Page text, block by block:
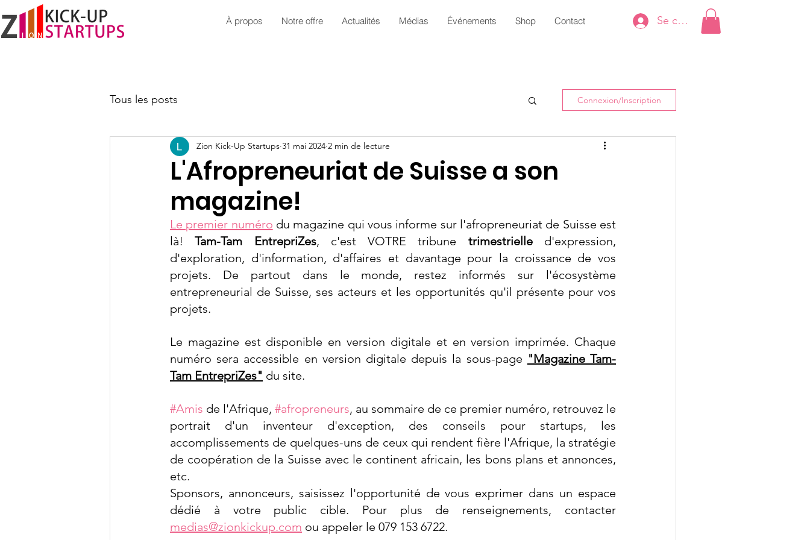
À propos Notre offre Actualités Médias Événements Shop Contact Se connecter
Tous les posts Connexion/Inscription
L'Afropreneuriat de Suisse a son
magazine!
Zion Kick-Up Startups 31 mai 2024 2 min de lecture
Le premier numéro du magazine qui vous informe sur l'afropreneuriat de Suisse est
là! Tam-Tam EntrepriZes, c'est VOTRE tribune trimestrielle d'expression,
d'exploration, d'information, d'affaires et davantage pour la croissance de vos
projets. De partout dans le monde, restez informés sur l'écosystème
entrepreneurial de Suisse, ses acteurs et les opportunités qu'il présente pour vos
projets.
Le magazine est disponible en version digitale et en version imprimée. Chaque
numéro sera accessible en version digitale depuis la sous-page "Magazine Tam-
Tam EntrepriZes" du site.
#Amis de l'Afrique, #afropreneurs, au sommaire de ce premier numéro, retrouvez le
portrait d'un inventeur d'exception, des conseils pour startups, les
accomplissements de quelques-uns de ceux qui rendent fière l'Afrique, la stratégie
de coopération de la Suisse avec le continent africain, les bons plans et annonces,
etc.
Sponsors, annonceurs, saisissez l'opportunité de vous exprimer dans un espace
medias@zionkickup.com ou appeler le 079 153 6722.